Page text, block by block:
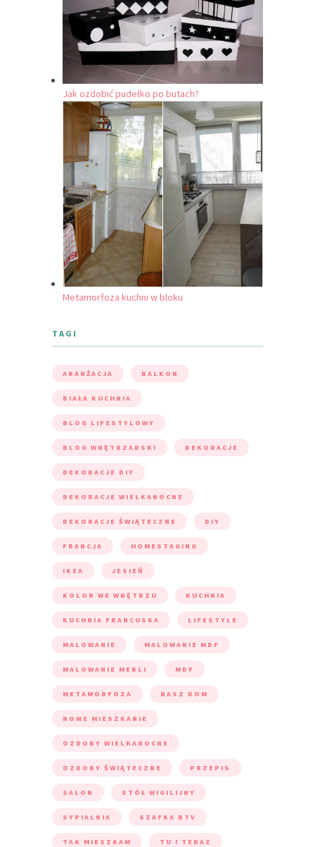
Jak ozdobić pudełko po butach?
Metamorfoza kuchni w bloku
TAGI
ARANŻACJA BALKON
BIAŁA KUCHNIA
BLOG LIFESTYLOWY
BLOG WNĘTRZARSKI DEKORACJE
DEKORACJE DIY
DEKORACJE WIELKANOCNE
DEKORACJE ŚWIĄTECZNE DIY
FRANCJA HOMESTAGING
IKEA JESIEŃ
KOLOR WE WNĘTRZU KUCHNIA
KUCHNIA FRANCUSKA LIFESTYLE
MALOWANIE MALOWANIE MDF
MALOWANIE MEBLI MDF
METAMORFOZA NASZ DOM
NOWE MIESZKANIE
OZDOBY WIELKANOCNE
OZDOBY ŚWIĄTECZNE PRZEPIS
SALON STÓŁ WIGILIJNY
SYPIALNIA SZAFKA RTV
TAK MIESZKAM TU I TERAZ